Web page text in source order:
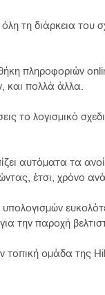
τη διάρκεια του
πληροφοριών
και πολλά άλλα.
το λογισμικό
αυτόματα τα
έτσι, χρόνο
την παροχή
τοπική ομάδα της